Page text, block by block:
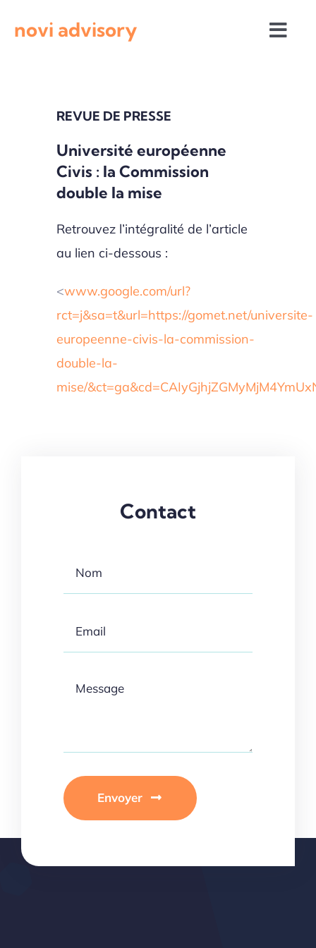
novi advisory
Actualités institutionnelles
Appels à projets
REVUE DE PRESSE
Université européenne
Civis : la Commission
double la mise
Retrouvez l’intégralité de l’article
au lien ci-dessous :
<www.google.com/url?
rct=j&sa=t&url=https://gomet.net/universite-
europeenne-civis-la-commission-
double-la-
mise/
Contact
Envoyer